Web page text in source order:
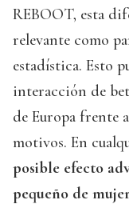
REBOOT, esta
relevante como
estadística. Esto
interacción de
de Europa frente
motivos. En
posible efecto
pequeño de